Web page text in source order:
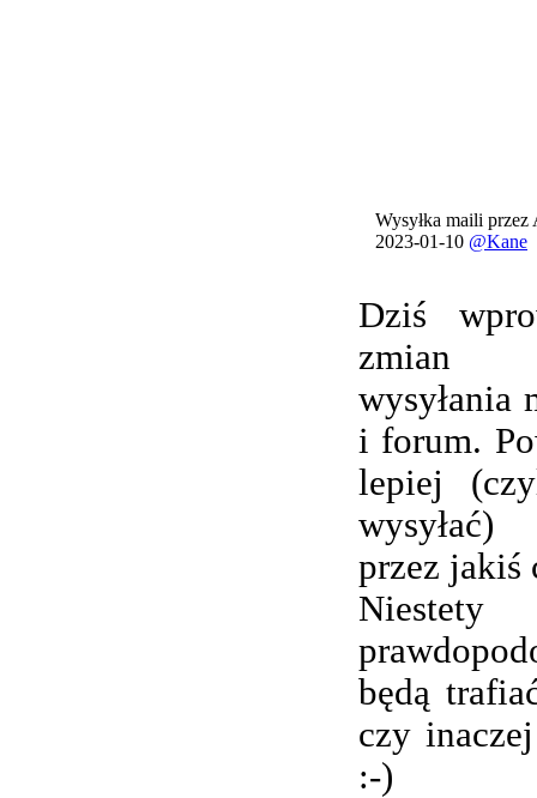
Wysyłka maili
2023-01-10 @Kane
Dziś
zmian
wysyłania
i forum.
lepiej
przez jakiś
będą
czy
:-)